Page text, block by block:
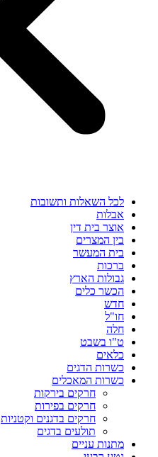
לכל השאלות ותשובות
אבלות
אוצר בית דין
בין המצרים
בית המעשר
ברכות
גבולות הארץ
הכשר כלים
חדש
חו"ל
חלה
ט"ו בשבט
כלאים
כשרות הדגים
כשרות המאכלים
חרקים בירקות
חרקים בפירות
חרקים בדגנים וקטניות
תולעים בדגים
מתנות עניים